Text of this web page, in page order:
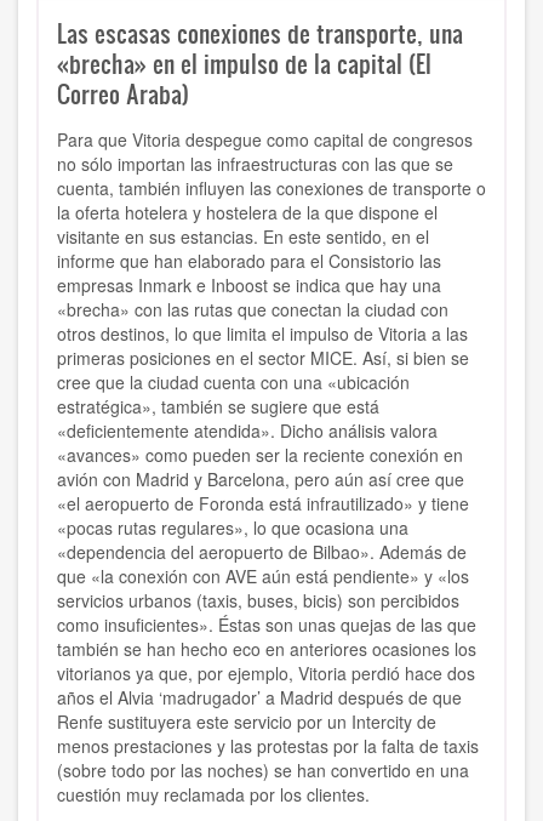
Las escasas conexiones de transporte, una
«brecha» en el impulso de la capital (El
Correo Araba)
Para que Vitoria despegue como capital de congresos
no sólo importan las infraestructuras con las que se
cuenta, también influyen las conexiones de transporte o
la oferta hotelera y hostelera de la que dispone el
visitante en sus estancias. En este sentido, en el
informe que han elaborado para el Consistorio las
empresas Inmark e Inboost se indica que hay una
«brecha» con las rutas que conectan la ciudad con
otros destinos, lo que limita el impulso de Vitoria a las
primeras posiciones en el sector MICE. Así, si bien se
cree que la ciudad cuenta con una «ubicación
estratégica», también se sugiere que está
«deficientemente atendida». Dicho análisis valora
«avances» como pueden ser la reciente conexión en
avión con Madrid y Barcelona, pero aún así cree que
«el aeropuerto de Foronda está infrautilizado» y tiene
«pocas rutas regulares», lo que ocasiona una
«dependencia del aeropuerto de Bilbao». Además de
que «la conexión con AVE aún está pendiente» y «los
servicios urbanos (taxis, buses, bicis) son percibidos
como insuficientes». Éstas son unas quejas de las que
también se han hecho eco en anteriores ocasiones los
vitorianos ya que, por ejemplo, Vitoria perdió hace dos
años el Alvia ‘madrugador’ a Madrid después de que
Renfe sustituyera este servicio por un Intercity de
menos prestaciones y las protestas por la falta de taxis
(sobre todo por las noches) se han convertido en una
cuestión muy reclamada por los clientes.